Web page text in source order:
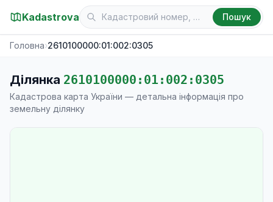
Kadastrova Пошук
Головна›2610100000:01:002:0305
Ділянка 2610100000:01:002:0305
Кадастрова карта України — детальна інформація про
земельну ділянку